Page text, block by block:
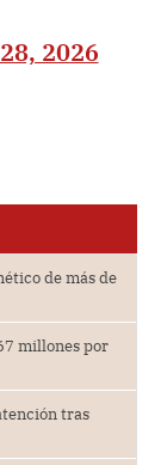
2026
de más de
millones por
tras